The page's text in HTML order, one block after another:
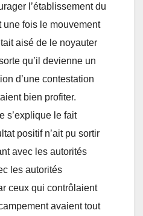
l’établissement du
une fois le mouvement
aisé de le noyauter
qu’il devienne un
d’une contestation
bien profiter.
s’explique le fait
positif n’ait pu sortir
avec les autorités
les autorités
ceux qui contrôlaient
avaient tout